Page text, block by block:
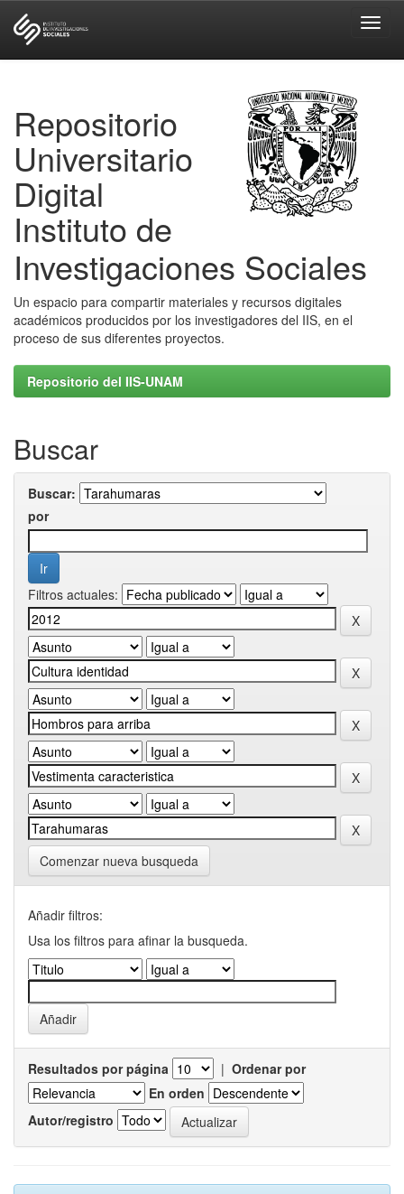
Repositorio
Universitario
Digital
Instituto de
Investigaciones Sociales
Un espacio para compartir materiales y recursos digitales
académicos producidos por los investigadores del IIS, en el
proceso de sus diferentes proyectos.
Repositorio del IIS-UNAM
Buscar
Buscar:
por
Filtros actuales:
Comenzar nueva busqueda
Añadir filtros:
Usa los filtros para afinar la busqueda.
Resultados por página | Ordenar por
En orden
Autor/registro